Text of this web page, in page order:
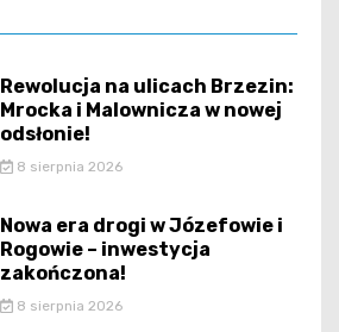
Rewolucja na ulicach Brzezin:
Mrocka i Malownicza w nowej
odsłonie!
8 sierpnia 2026
Nowa era drogi w Józefowie i
Rogowie – inwestycja
zakończona!
8 sierpnia 2026